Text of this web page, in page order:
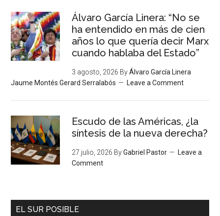
Álvaro García Linera: “No se
ha entendido en más de cien
años lo que quería decir Marx
cuando hablaba del Estado”
3 agosto, 2026 ByÁlvaro García Linera
Jaume Montés Gerard Serralabós
Leave a Comment
Escudo de las Américas, ¿la
síntesis de la nueva derecha?
27 julio, 2026 ByGabriel Pastor
Leave a
Comment
EL SUR POSIBLE